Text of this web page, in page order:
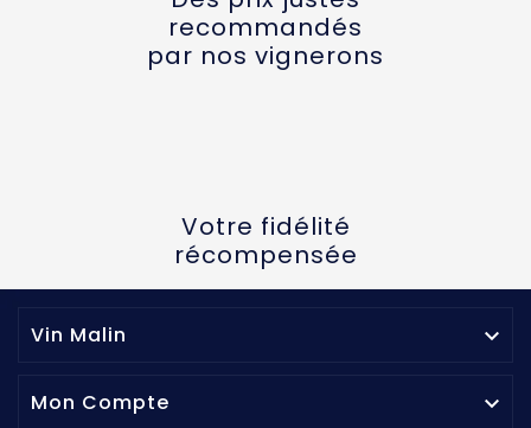
recommandés
par nos vignerons
Votre fidélité
récompensée
Vin Malin 
Mon Compte 